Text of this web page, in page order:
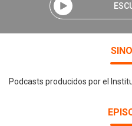
Podcasts producidos por el